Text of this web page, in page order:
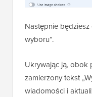
Następnie będziesz
wyboru”.
Ukrywając ją, obok
zamierzony tekst
wiadomości i